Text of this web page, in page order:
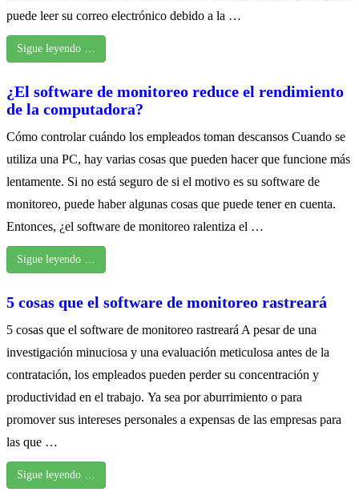
puede leer su correo electrónico debido a la …
Sigue leyendo …
¿El software de monitoreo reduce el rendimiento
de la computadora?
Cómo controlar cuándo los empleados toman descansos Cuando se
utiliza una PC, hay varias cosas que pueden hacer que funcione más
lentamente. Si no está seguro de si el motivo es su software de
monitoreo, puede haber algunas cosas que puede tener en cuenta.
Entonces, ¿el software de monitoreo ralentiza el …
Sigue leyendo …
5 cosas que el software de monitoreo rastreará
5 cosas que el software de monitoreo rastreará A pesar de una
investigación minuciosa y una evaluación meticulosa antes de la
contratación, los empleados pueden perder su concentración y
productividad en el trabajo. Ya sea por aburrimiento o para
promover sus intereses personales a expensas de las empresas para
las que …
Sigue leyendo …